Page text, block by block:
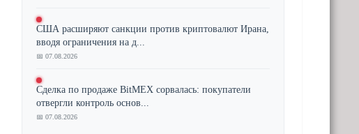
США расширяют санкции против криптовалют Ирана,
вводя ограничения на д...
📅 07.08.2026
Сделка по продаже BitMEX сорвалась: покупатели
отвергли контроль основ...
📅 07.08.2026